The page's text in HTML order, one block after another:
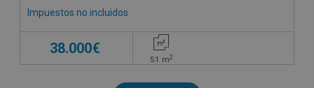
Impuestos no incluidos
38.000€
51 m2